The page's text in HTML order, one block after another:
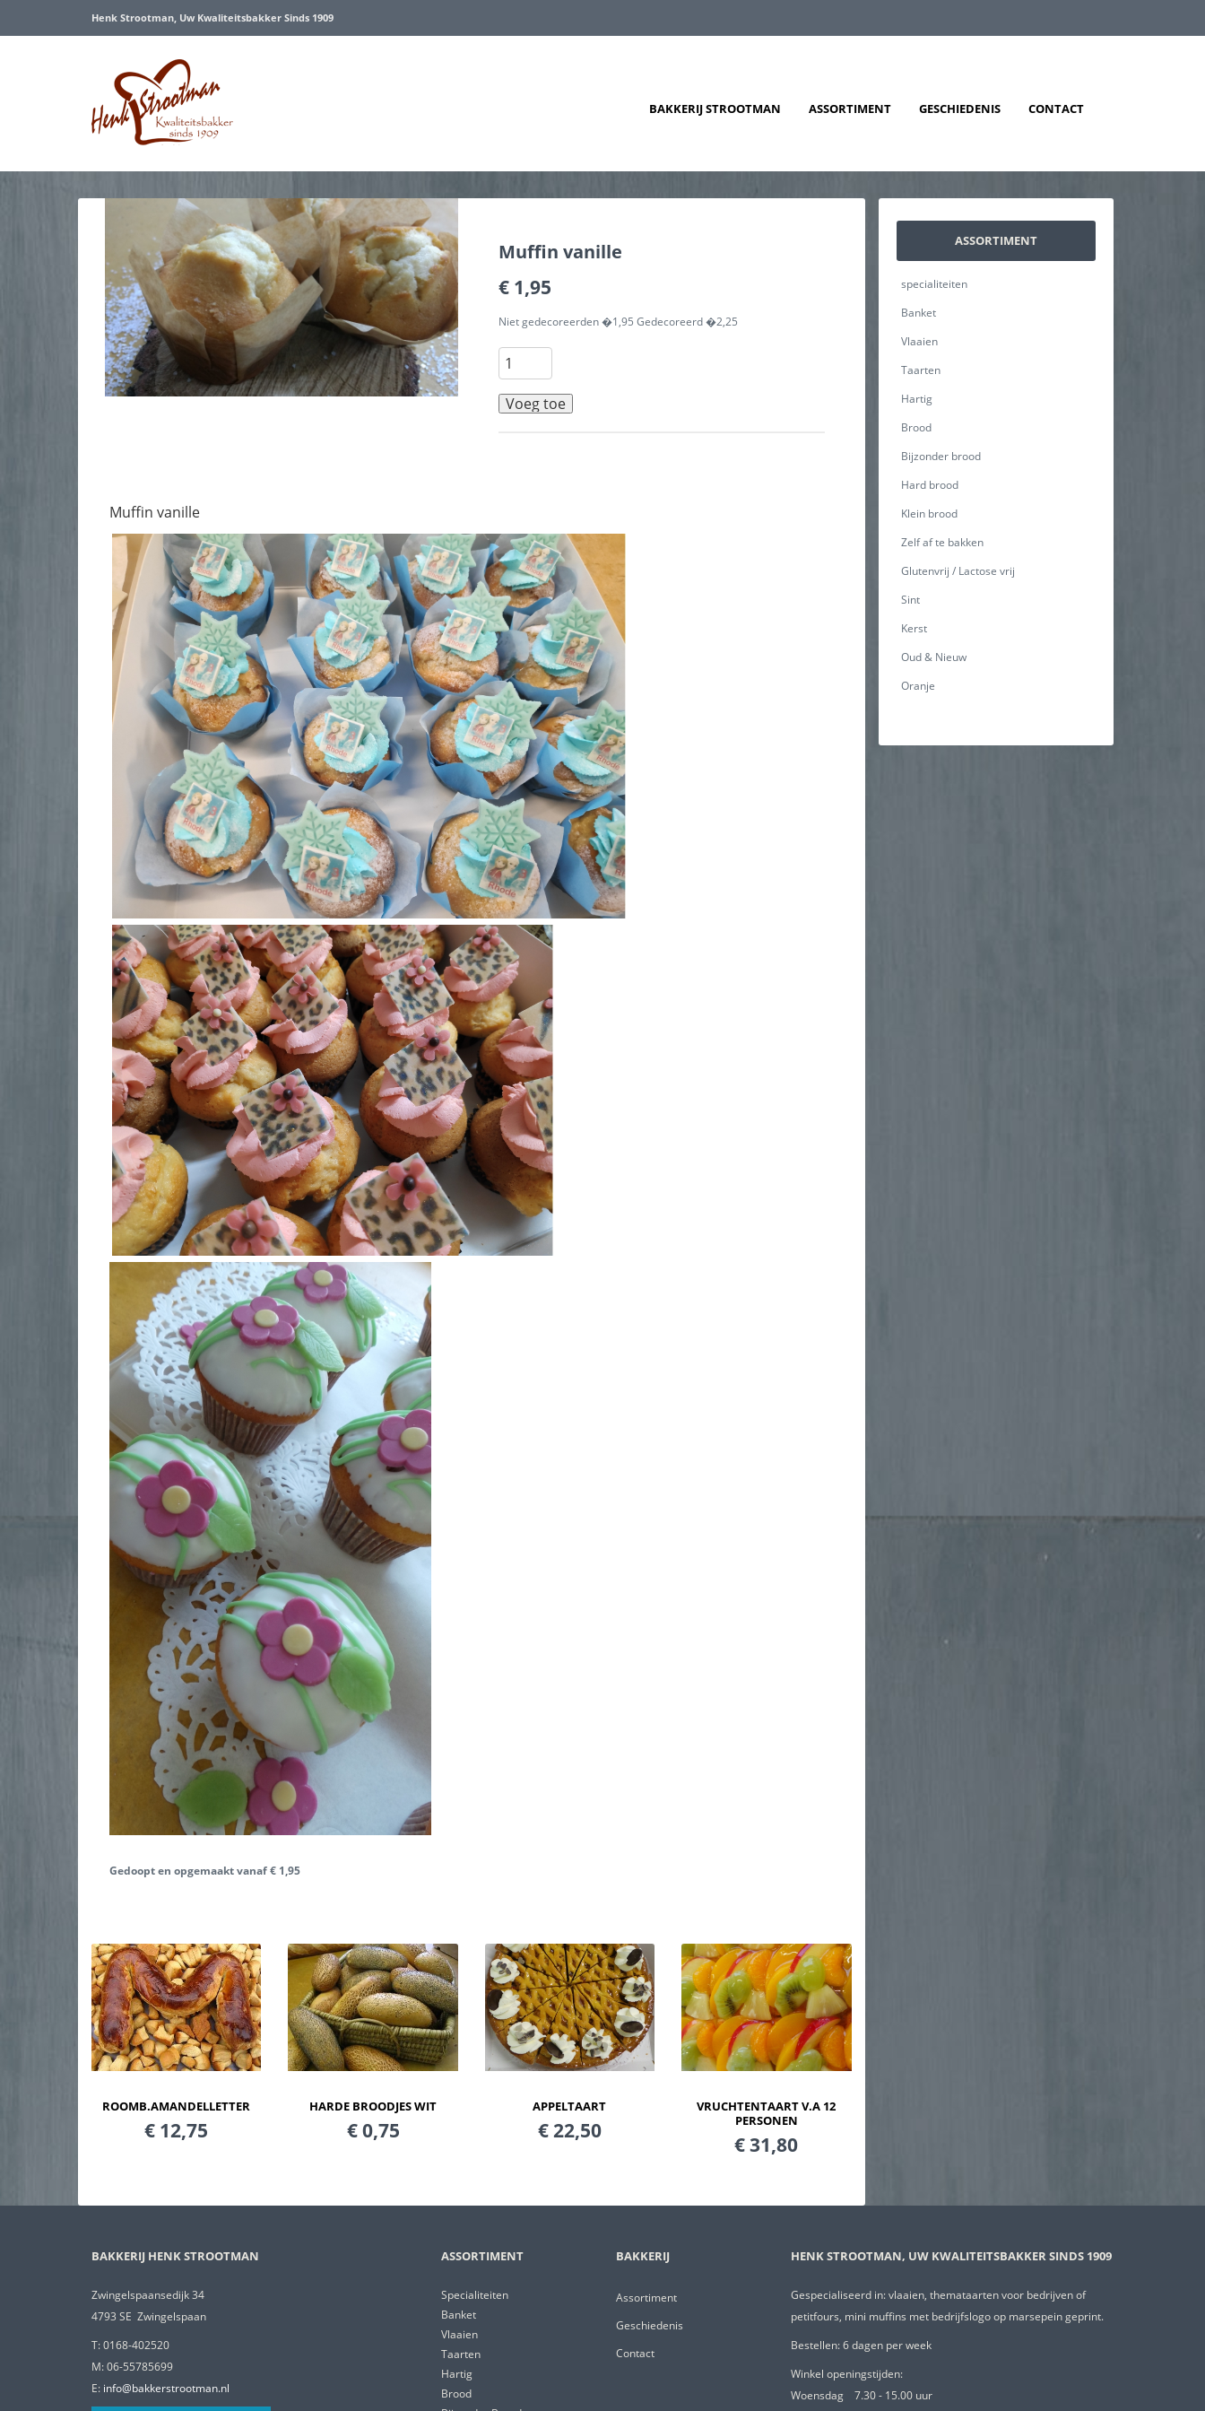
Henk Strootman, Uw Kwaliteitsbakker Sinds 1909
BAKKERIJ STROOTMAN ASSORTIMENT GESCHIEDENIS CONTACT
Muffin vanille
€ 1,95
Niet gedecoreerden �1,95 Gedecoreerd �2,25
Muffin vanille
Gedoopt en opgemaakt vanaf € 1,95
ROOMB.AMANDELLETTER
€ 12,75
HARDE BROODJES WIT
€ 0,75
APPELTAART
€ 22,50
VRUCHTENTAART V.A 12
PERSONEN
€ 31,80
ASSORTIMENT
specialiteiten
Banket
Vlaaien
Taarten
Hartig
Brood
Bijzonder brood
Hard brood
Klein brood
Zelf af te bakken
Glutenvrij / Lactose vrij
Sint
Kerst
Oud & Nieuw
Oranje
BAKKERIJ HENK STROOTMAN
Zwingelspaansedijk 34
4793 SE Zwingelspaan
T: 0168-402520
M: 06-55785699
E: info@bakkerstrootman.nl
ASSORTIMENT
Specialiteiten
Banket
Vlaaien
Taarten
Hartig
Brood
BAKKERIJ
Assortiment
Geschiedenis
Contact
HENK STROOTMAN, UW KWALITEITSBAKKER SINDS 1909
Gespecialiseerd in: vlaaien, themataarten voor bedrijven of
petitfours, mini muffins met bedrijfslogo op marsepein geprint.
Bestellen: 6 dagen per week
Winkel openingstijden:
Woensdag 7.30 - 15.00 uur